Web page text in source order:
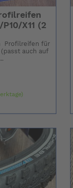
X11 (2
Profilreifen für
(passt auch auf